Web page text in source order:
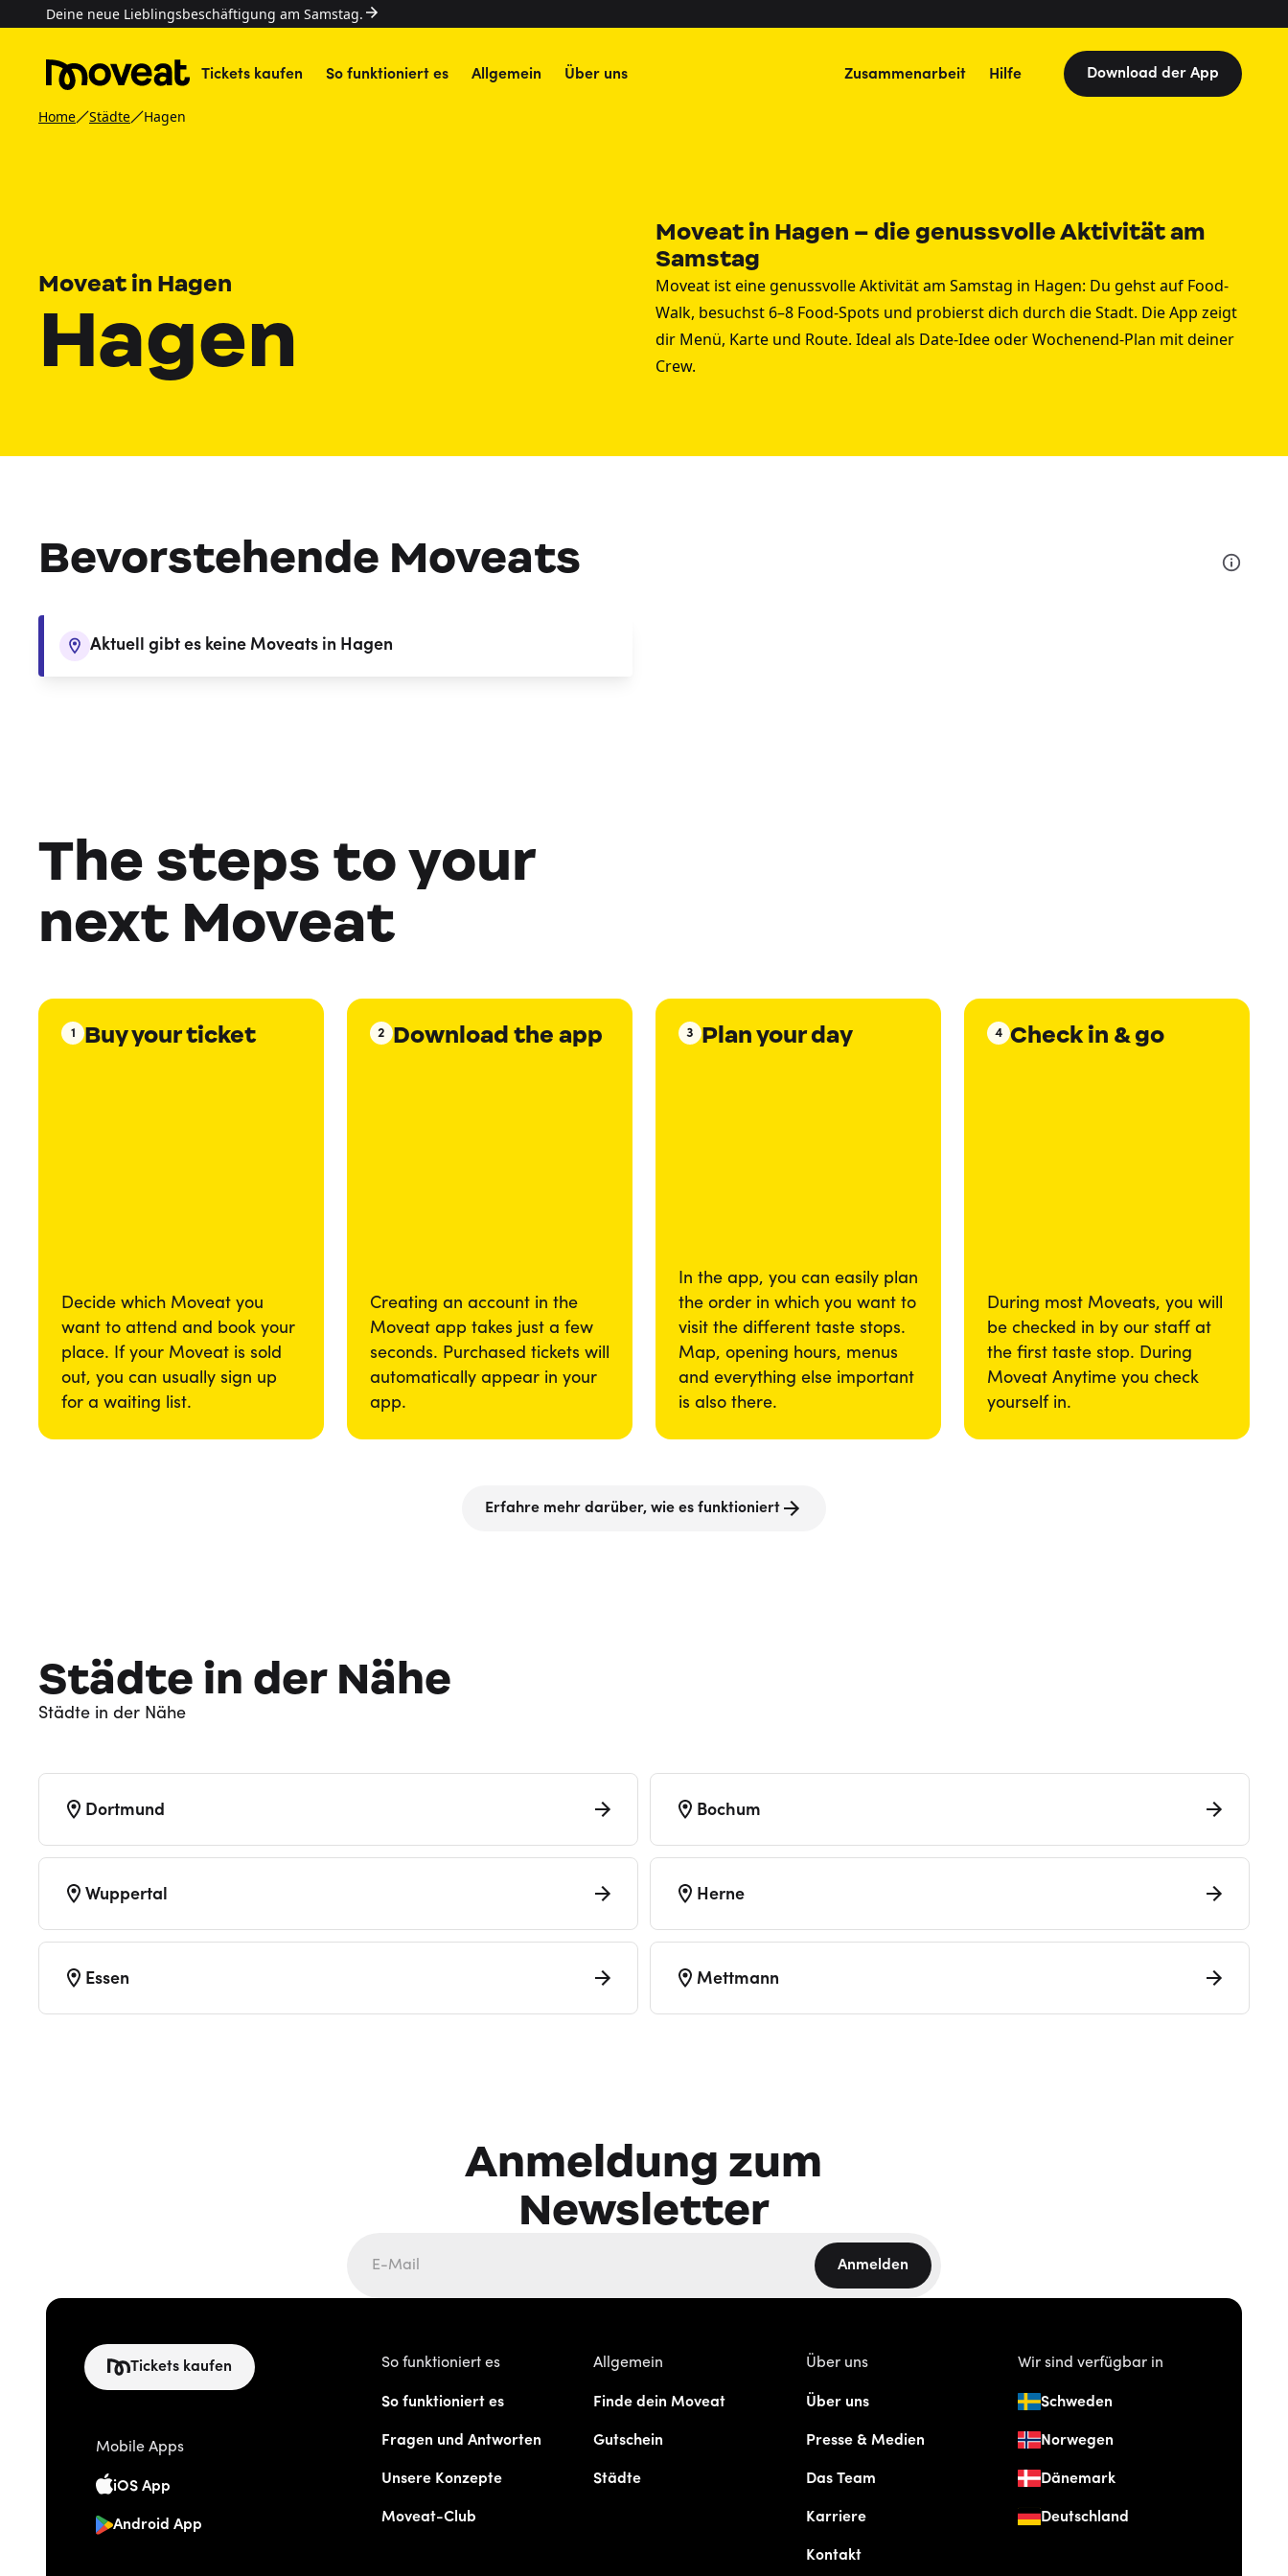
Deine neue Lieblingsbeschäftigung am Samstag.
Tickets kaufen So funktioniert es Allgemein Über uns Zusammenarbeit Hilfe Download der App
Home Städte Hagen
Moveat in Hagen
Hagen
Moveat in Hagen – die genussvolle Aktivität am
Samstag
Moveat ist eine genussvolle Aktivität am Samstag in Hagen: Du gehst auf Food-
Walk, besuchst 6–8 Food-Spots und probierst dich durch die Stadt. Die App zeigt
dir Menü, Karte und Route. Ideal als Date-Idee oder Wochenend-Plan mit deiner
Crew.
Bevorstehende Moveats
Aktuell gibt es keine Moveats in Hagen
The steps to your
next Moveat
1 Buy your ticket
Decide which Moveat you
want to attend and book your
place. If your Moveat is sold
out, you can usually sign up
for a waiting list.
2 Download the app
Creating an account in the
Moveat app takes just a few
seconds. Purchased tickets will
automatically appear in your
app.
3 Plan your day
In the app, you can easily plan
the order in which you want to
visit the different taste stops.
Map, opening hours, menus
and everything else important
is also there.
4 Check in & go
During most Moveats, you will
be checked in by our staff at
the first taste stop. During
Moveat Anytime you check
yourself in.
Erfahre mehr darüber, wie es funktioniert
Städte in der Nähe
Städte in der Nähe
Dortmund Bochum
Wuppertal Herne
Essen Mettmann
Anmeldung zum
Newsletter
Anmelden
Tickets kaufen
Mobile Apps
iOS App
Android App
So funktioniert es
So funktioniert es
Fragen und Antworten
Unsere Konzepte
Moveat-Club
Allgemein
Finde dein Moveat
Gutschein
Städte
Über uns
Über uns
Presse & Medien
Das Team
Karriere
Kontakt
Wir sind verfügbar in
Schweden
Norwegen
Dänemark
Deutschland